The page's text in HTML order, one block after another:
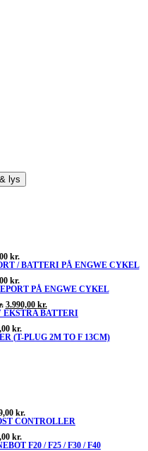
lys
kr.
/ BATTERI PÅ ENGWE CYKEL
kr.
PÅ ENGWE CYKEL
Den
oprindelige
pris
var:
3.990,00 kr.Den
aktuelle
er:
EKSTRA BATTERI
kr.
(T-PLUG 2M TO F 13CM)
kr.
CONTROLLER
kr.
F20 / F25 / F30 / F40